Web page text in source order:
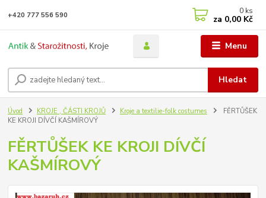
Menu
Hledat
+420 777 556 590 0 ks
za 0,00 Kč
Úvod KROJE , ČÁSTI KROJŮ Kroje a textilie-folk costumes
FĚRTŮŠEK
KE KROJI DÍVČÍ KAŠMÍROVÝ
FĚRTŮŠEK KE KROJI DÍVČÍ
KAŠMÍROVÝ